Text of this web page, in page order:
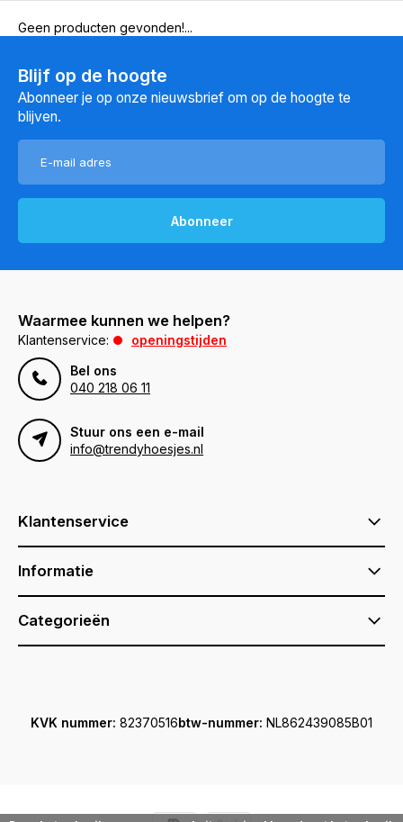
Geen producten gevonden!...
Blijf op de hoogte
Abonneer je op onze nieuwsbrief om op de hoogte te
blijven.
Abonneer
Waarmee kunnen we helpen?
Klantenservice:
openingstijden
Bel ons
040 218 06 11
Stuur ons een e-mail
info@trendyhoesjes.nl
Klantenservice
Informatie
Categorieën
KVK nummer: 82370516btw-nummer: NL862439085B01